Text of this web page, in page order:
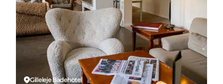
Gilleleje Badehotel